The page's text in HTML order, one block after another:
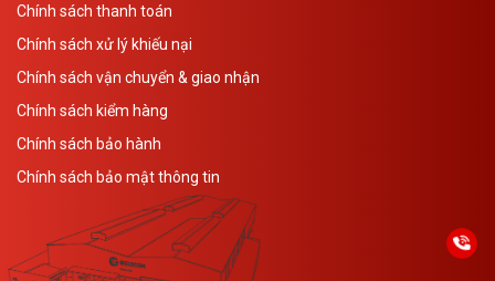
hành thực hiện các chu kỳ hàn tự động.
Chính sách thanh toán
Chính sách xử lý khiếu nại
Chính sách vận chuyển & giao nhận
Chính sách kiểm hàng
Chính sách bảo hành
Chính sách bảo mật thông tin